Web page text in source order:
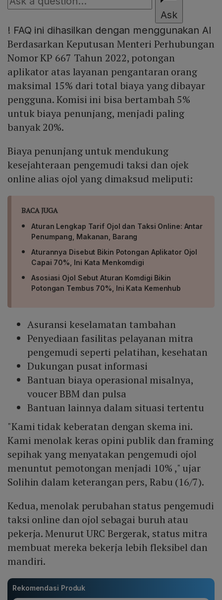
Ask
! FAQ ini dihasilkan dengan menggunakan AI
Berdasarkan Keputusan Menteri Perhubungan
Nomor KP 667 Tahun 2022, potongan
aplikator atas layanan pengantaran orang
maksimal 15% dari total biaya yang dibayar
pengguna. Komisi ini bisa bertambah 5%
untuk biaya penunjang, menjadi paling
banyak 20%.
Biaya penunjang untuk mendukung
kesejahteraan pengemudi taksi dan ojek
online alias ojol yang dimaksud meliputi:
BACA JUGA
Aturan Lengkap Tarif Ojol dan Taksi Online: Antar
Penumpang, Makanan, Barang
Aturannya Disebut Bikin Potongan Aplikator Ojol
Capai 70%, Ini Kata Menkomdigi
Asosiasi Ojol Sebut Aturan Komdigi Bikin
Potongan Tembus 70%, Ini Kata Kemenhub
Asuransi keselamatan tambahan
Penyediaan fasilitas pelayanan mitra
pengemudi seperti pelatihan, kesehatan
Dukungan pusat informasi
Bantuan biaya operasional misalnya,
voucer BBM dan pulsa
Bantuan lainnya dalam situasi tertentu
"Kami tidak keberatan dengan skema ini.
Kami menolak keras opini publik dan framing
sepihak yang menyatakan pengemudi ojol
menuntut pemotongan menjadi 10% ," ujar
Solihin dalam keterangan pers, Rabu (16/7).
Kedua, menolak perubahan status pengemudi
taksi online dan ojol sebagai buruh atau
pekerja. Menurut URC Bergerak, status mitra
membuat mereka bekerja lebih fleksibel dan
mandiri.
Rekomendasi Produk